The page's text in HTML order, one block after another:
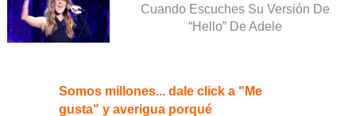
Cuando Escuches Su Versión De
“Hello” De Adele
Somos millones... dale click a "Me
gusta" y averigua porqué